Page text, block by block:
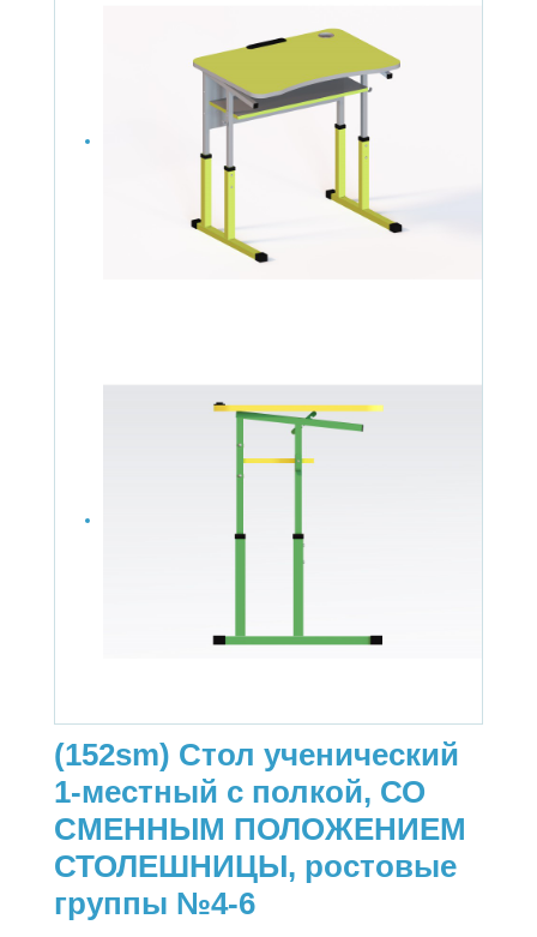
(152sm) Стол ученический
1-местный с полкой, СО
СМЕННЫМ ПОЛОЖЕНИЕМ
СТОЛЕШНИЦЫ, ростовые
группы №4-6